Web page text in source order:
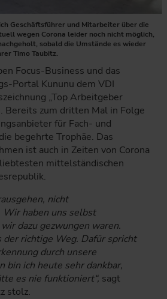
Geschäftsführer und Mitarbeiter über die
wegen Corona leider noch nicht möglich,
sobald die Umstände es wieder
Timo Taubitz.
Focus-Business und das
Portal Kununu dem VDI
„Top Arbeitgeber
Bereits zum dritten Mal in Folge
für Fach- und
begehrte Trophäe. Das
ist auch in Zeiten von Corona
mittelständischen
nicht
haben uns selbst
dazu gezwungen waren.
der richtige Weg. Dafür spricht
durch unsere
bin ich heute sehr dankbar,
es nie funktioniert“, sagt
stolz.